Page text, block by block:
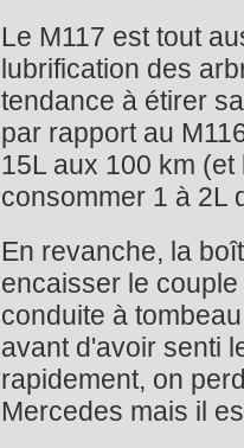
Le M117 est tout
lubrification des
tendance à étirer
par rapport au
15L aux 100 km
consommer 1 à 2L
En revanche, la
encaisser le
conduite à
avant d'avoir senti
rapidement, on
Mercedes mais il